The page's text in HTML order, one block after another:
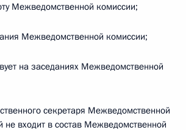
Межведомственной комиссии;
Межведомственной комиссии;
на заседаниях Межведомственной
секретаря Межведомственной
не входит в состав Межведомственной